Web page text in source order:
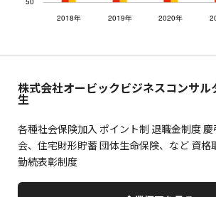
株式会社オービックビジネスコンサル
生
各種社会保険加入 ポイント制 退職金制度
会、住宅財形貯蓄 団体生命保険、など 資格
勤続表彰制度